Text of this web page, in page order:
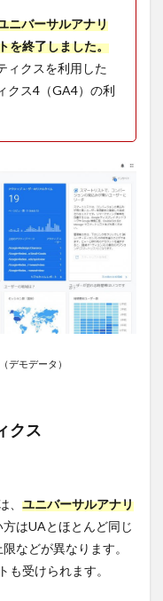
ニバーサルアナリ
を終了しました。
ィクスを利用した
クス4（GA4）の利
（デモデータ）
クス
、 ユニバーサルアナリ
はUAとほとんど同じ
などが異なります。
受けられます。